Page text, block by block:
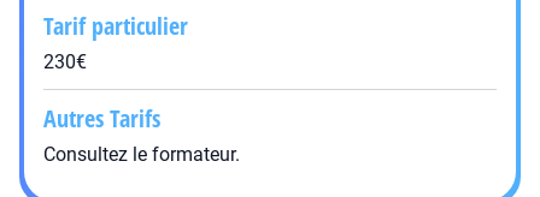
Tarif particulier
230€
Autres Tarifs
Consultez le formateur.